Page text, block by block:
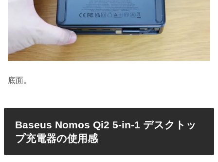
底面。
Baseus Nomos Qi2 5-in-1 デスクトッ
プ充電器の使用感